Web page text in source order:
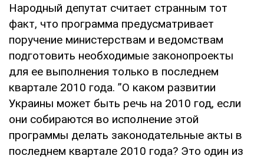
Народный депутат считает странным тот
факт, что программа предусматривает
поручение министерствам и ведомствам
подготовить необходимые законопроекты
для ее выполнения только в последнем
квартале 2010 года. ”О каком развитии
Украины может быть речь на 2010 год, если
они собираются во исполнение этой
программы делать законодательные акты в
последнем квартале 2010 года? Это один из